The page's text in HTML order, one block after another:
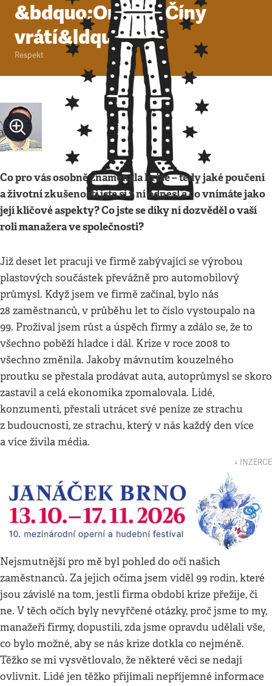
&bdquo;Oni se z Číny
vrátí&ldquo;
Respekt
Co pro vás osobně znamenala krize – tedy jaké poučení
a životní zkušenosti jste si z ní odnesl a co vnímáte jako
její klíčové aspekty? Co jste se díky ní dozvěděl o vaší
roli manažera ve společnosti?
Již deset let pracuji ve firmě zabývající se výrobou
plastových součástek převážně pro automobilový
průmysl. Když jsem ve firmě začínal, bylo nás
28 zaměstnanců, v průběhu let to číslo vystoupalo na
99. Prožíval jsem růst a úspěch firmy a zdálo se, že to
všechno poběží hladce i dál. Krize v roce 2008 to
všechno změnila. Jakoby mávnutím kouzelného
proutku se přestala prodávat auta, autoprůmysl se skoro
zastavil a celá ekonomika zpomalovala. Lidé,
konzumenti, přestali utrácet své peníze ze strachu
z budoucnosti, ze strachu, který v nás každý den více
a více živila média.
↓ INZERCE
Nejsmutnější pro mě byl pohled do očí našich
zaměstnanců. Za jejich očima jsem viděl 99 rodin, které
jsou závislé na tom, jestli firma období krize přežije, či
ne. V těch očích byly nevyřčené otázky, proč jsme to my,
manažeři firmy, dopustili, zda jsme opravdu udělali vše,
co bylo možné, aby se nás krize dotkla co nejméně.
Těžko se mi vysvětlovalo, že některé věci se nedají
ovlivnit. Lidé jen těžko přijímali nepříjemné informace